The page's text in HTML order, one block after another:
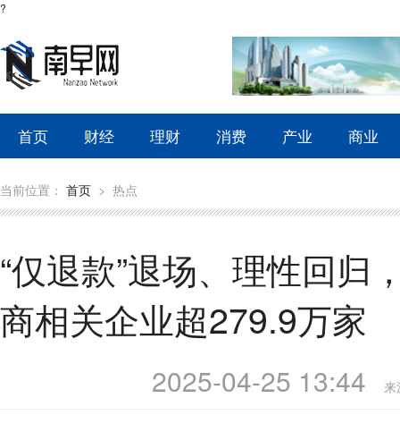
?
首页 财经 理财 消费 产业 商业
当前位置： 首页 > 热点
“仅退款”退场、理性回归
商相关企业超279.9万家
2025-04-25 13:44